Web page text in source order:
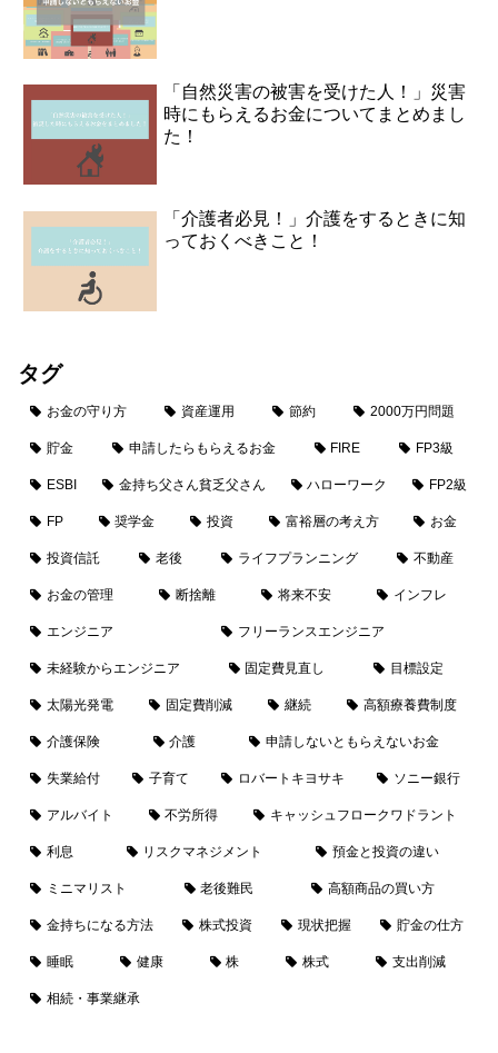
「自然災害の被害を受けた人！」災害
時にもらえるお金についてまとめまし
た！
「介護者必見！」介護をするときに知
っておくべきこと！
タグ
お金の守り方 資産運用 節約 2000万円問題
貯金 申請したらもらえるお金 FIRE FP3級
ESBI 金持ち父さん貧乏父さん ハローワーク FP2級
FP 奨学金 投資 富裕層の考え方 お金
投資信託 老後 ライフプランニング 不動産
お金の管理 断捨離 将来不安 インフレ
エンジニア フリーランスエンジニア
未経験からエンジニア 固定費見直し 目標設定
太陽光発電 固定費削減 継続 高額療養費制度
介護保険 介護 申請しないともらえないお金
失業給付 子育て ロバートキヨサキ ソニー銀行
アルバイト 不労所得 キャッシュフロークワドラント
利息 リスクマネジメント 預金と投資の違い
ミニマリスト 老後難民 高額商品の買い方
金持ちになる方法 株式投資 現状把握 貯金の仕方
睡眠 健康 株 株式 支出削減
相続・事業継承